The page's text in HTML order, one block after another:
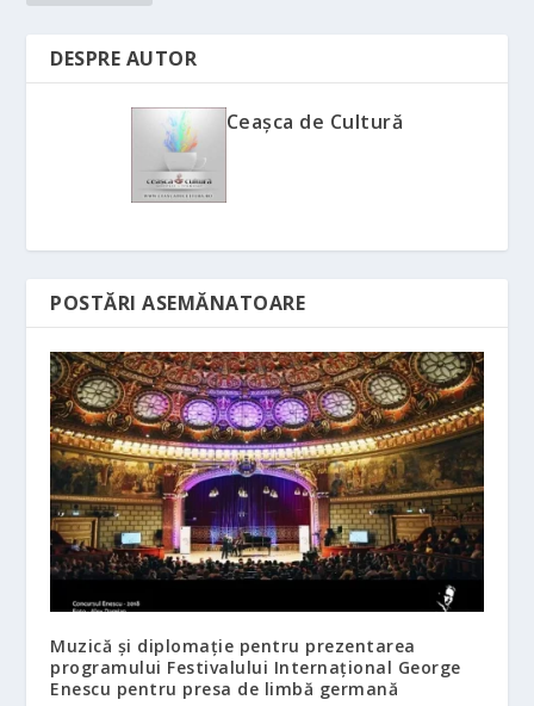
DESPRE AUTOR
Ceașca de Cultură
POSTĂRI ASEMĂNATOARE
Muzică și diplomație pentru prezentarea
programului Festivalului Internațional George
Enescu pentru presa de limbă germană